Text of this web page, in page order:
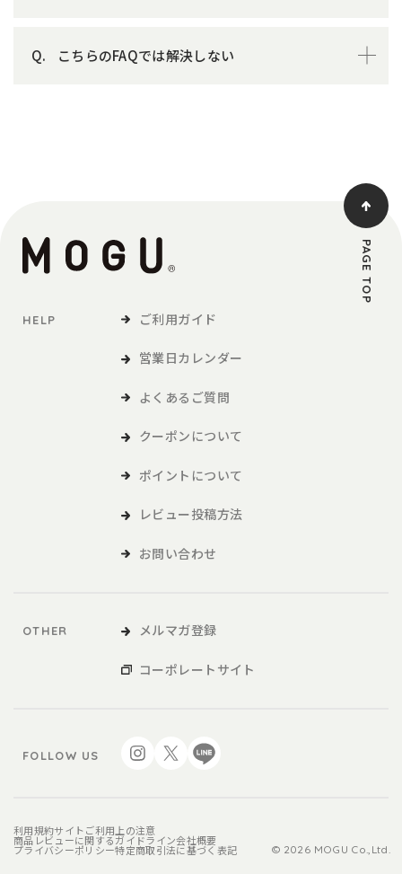
こちらのFAQでは解決しない
HELP ご利用ガイド
営業日カレンダー
よくあるご質問
クーポンについて
ポイントについて
レビュー投稿方法
お問い合わせ
OTHER メルマガ登録
コーポレートサイト
FOLLOW US
利用規約サイトご利用上の注意
商品レビューに関するガイドライン会社概要
プライバシーポリシー特定商取引法に基づく表記 © 2026 MOGU Co.,Ltd.
PAGE TOP